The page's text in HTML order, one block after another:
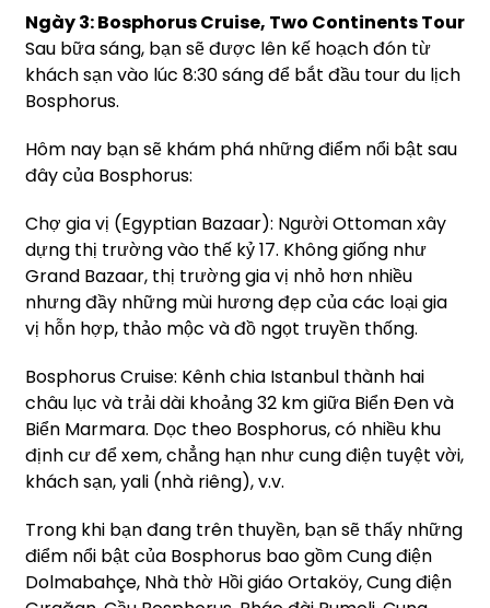
Ngày 3: Bosphorus Cruise, Two Continents Tour
Sau bữa sáng, bạn sẽ được lên kế hoạch đón từ
khách sạn vào lúc 8:30 sáng để bắt đầu tour du lịch
Bosphorus.
Hôm nay bạn sẽ khám phá những điểm nổi bật sau
đây của Bosphorus:
Chợ gia vị (Egyptian Bazaar): Người Ottoman xây
dựng thị trường vào thế kỷ 17. Không giống như
Grand Bazaar, thị trường gia vị nhỏ hơn nhiều
nhưng đầy những mùi hương đẹp của các loại gia
vị hỗn hợp, thảo mộc và đồ ngọt truyền thống.
Bosphorus Cruise: Kênh chia Istanbul thành hai
châu lục và trải dài khoảng 32 km giữa Biển Đen và
Biển Marmara. Dọc theo Bosphorus, có nhiều khu
định cư để xem, chẳng hạn như cung điện tuyệt vời,
khách sạn, yali (nhà riêng), v.v.
Trong khi bạn đang trên thuyền, bạn sẽ thấy những
điểm nổi bật của Bosphorus bao gồm Cung điện
Dolmabahçe, Nhà thờ Hồi giáo Ortaköy, Cung điện